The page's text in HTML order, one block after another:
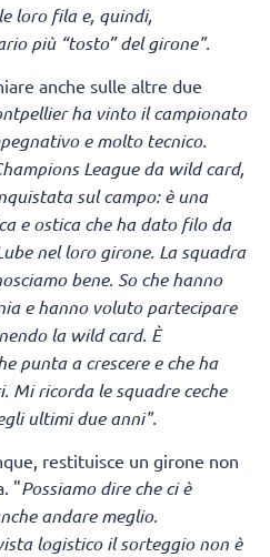
loro fila e, quindi,
più “tosto” del girone".
anche sulle altre due
ha vinto il campionato
e molto tecnico.
League da wild card,
sul campo: è una
e ostica che ha dato filo da
nel loro girone. La squadra
bene. So che hanno
e hanno voluto partecipare
la wild card. È
punta a crescere e che ha
Mi ricorda le squadre ceche
ultimi due anni".
restituisce un girone non
"Possiamo dire che ci è
andare meglio.
logistico il sorteggio non è